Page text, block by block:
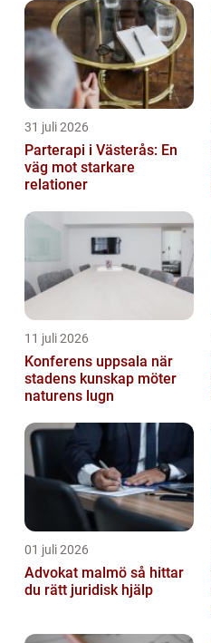
31 juli 2026
Parterapi i Västerås: En
väg mot starkare
relationer
11 juli 2026
Konferens uppsala när
stadens kunskap möter
naturens lugn
01 juli 2026
Advokat malmö så hittar
du rätt juridisk hjälp